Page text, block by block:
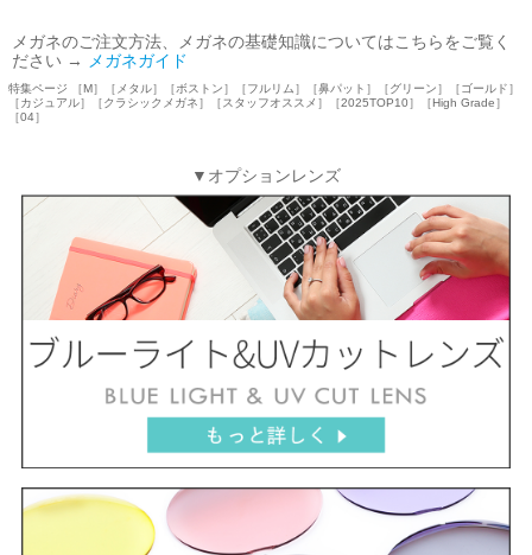
メガネのご注文方法、メガネの基礎知識についてはこちらをご覧く
ださい →
メガネガイド
特集ページ ［M］［メタル］［ボストン］［フルリム］［鼻パット］［グリーン］［ゴールド］
［カジュアル］［クラシックメガネ］［スタッフオススメ］［2025TOP10］［High Grade］
［04］
▼オプションレンズ